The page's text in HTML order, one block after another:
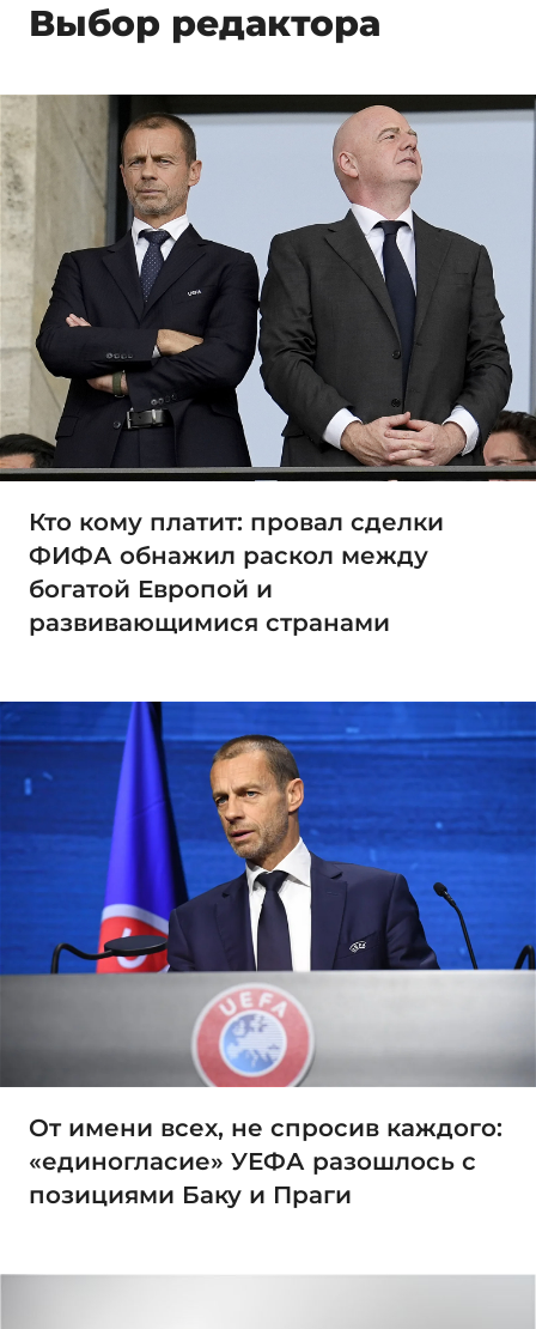
Выбор редактора
Кто кому платит: провал сделки
ФИФА обнажил раскол между
богатой Европой и
развивающимися странами
От имени всех, не спросив каждого:
«единогласие» УЕФА разошлось с
позициями Баку и Праги